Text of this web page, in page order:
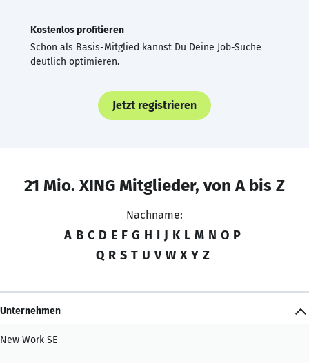
Kostenlos profitieren
Schon als Basis-Mitglied kannst Du Deine Job-Suche
deutlich optimieren.
Jetzt registrieren
21 Mio. XING Mitglieder, von A bis Z
Nachname:
A B C D E F G H I J K L M N O P
Q R S T U V W X Y Z
Unternehmen
New Work SE